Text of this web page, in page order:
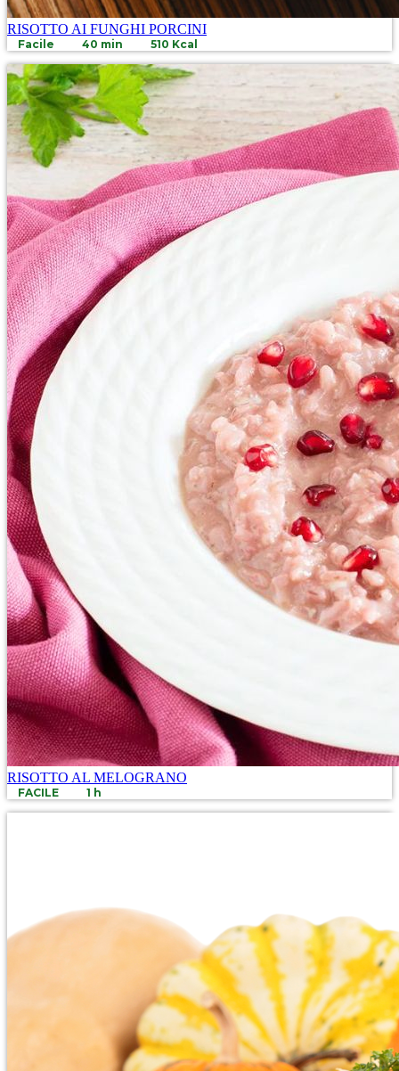
RISOTTO AI FUNGHI PORCINI
Facile 40 min 510 Kcal
RISOTTO AL MELOGRANO
FACILE 1 h